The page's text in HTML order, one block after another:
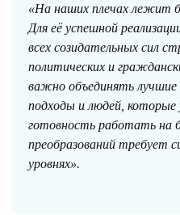
«На наших плечах лежит
Для её успешной
всех созидательных сил
политических и
важно объединять
подходы и людей, которые
готовность работать на
преобразований требует
уровнях».